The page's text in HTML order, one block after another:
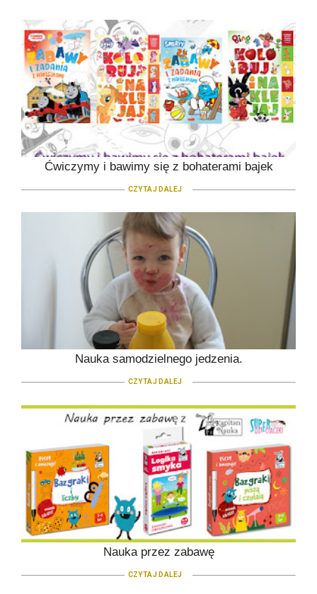
Ćwiczymy i bawimy się z bohaterami bajek
CZYTAJ DALEJ
Nauka samodzielnego jedzenia.
CZYTAJ DALEJ
Nauka przez zabawę
CZYTAJ DALEJ